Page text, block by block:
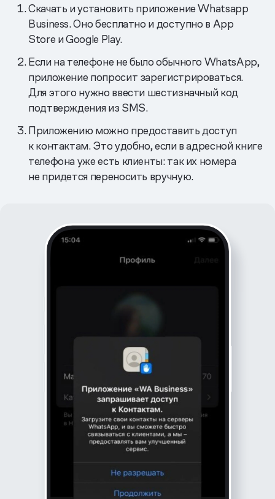
Скачать и установить приложение Whatsapp
Business. Оно бесплатно и доступно в App
Store и Google Play.
Если на телефоне не было обычного WhatsApp,
приложение попросит зарегистрироваться.
Для этого нужно ввести шестизначный код
подтверждения из SMS.
Приложению можно предоставить доступ
к контактам. Это удобно, если в адресной книге
телефона уже есть клиенты: так их номера
не придется переносить вручную.